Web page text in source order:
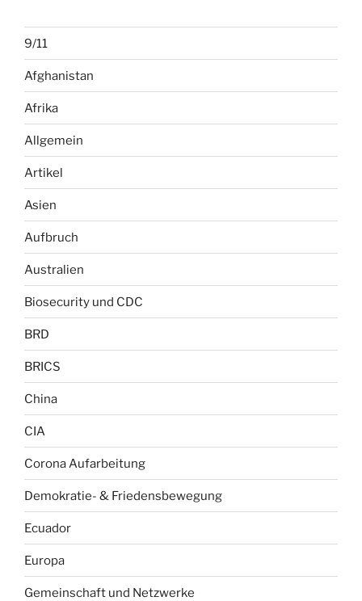
9/11
Afghanistan
Afrika
Allgemein
Artikel
Asien
Aufbruch
Australien
Biosecurity und CDC
BRD
BRICS
China
CIA
Corona Aufarbeitung
Demokratie- & Friedensbewegung
Ecuador
Europa
Gemeinschaft und Netzwerke